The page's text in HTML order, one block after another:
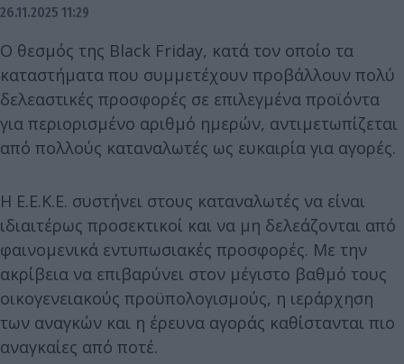
26.11.2025 11:29
Ο θεσμός της Black Friday, κατά τον οποίο τα
καταστήματα που συμμετέχουν προβάλλουν πολύ
δελεαστικές προσφορές σε επιλεγμένα προϊόντα
για περιορισμένο αριθμό ημερών, αντιμετωπίζεται
από πολλούς καταναλωτές ως ευκαιρία για αγορές.
Η Ε.Ε.Κ.Ε. συστήνει στους καταναλωτές να είναι
ιδιαιτέρως προσεκτικοί και να μη δελεάζονται από
φαινομενικά εντυπωσιακές προσφορές. Με την
ακρίβεια να επιβαρύνει στον μέγιστο βαθμό τους
οικογενειακούς προϋπολογισμούς, η ιεράρχηση
των αναγκών και η έρευνα αγοράς καθίστανται πιο
αναγκαίες από ποτέ.